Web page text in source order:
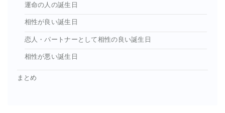
運命の人の誕生日
相性が良い誕生日
恋人・パートナーとして相性の良い誕生日
相性が悪い誕生日
まとめ